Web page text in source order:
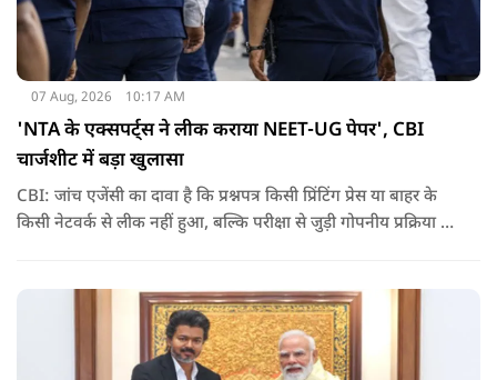
07 Aug, 2026 10:17 AM
'NTA के एक्सपर्ट्स ने लीक कराया NEET-UG पेपर', CBI
चार्जशीट में बड़ा खुलासा
CBI: जांच एजेंसी का दावा है कि प्रश्नपत्र किसी प्रिंटिंग प्रेस या बाहर के
किसी नेटवर्क से लीक नहीं हुआ, बल्कि परीक्षा से जुड़ी गोपनीय प्रक्रिया में